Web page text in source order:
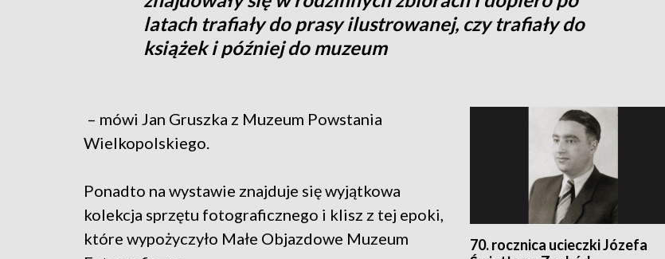
latach trafiały do prasy ilustrowanej, czy trafiały do
książek i później do muzeum
70. rocznica ucieczki Józefa
– mówi Jan Gruszka z Muzeum Powstania
Wielkopolskiego.
Ponadto na wystawie znajduje się wyjątkowa
kolekcja sprzętu fotograficznego i klisz z tej epoki,
które wypożyczyło Małe Objazdowe Muzeum